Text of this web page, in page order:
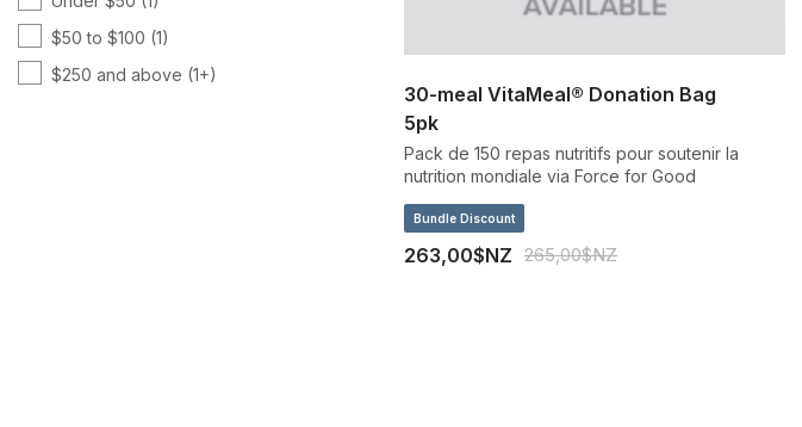
$50 to $100 (1)
$250 and above (1+)
30-meal VitaMeal® Donation Bag
5pk
Pack de 150 repas nutritifs pour soutenir la
nutrition mondiale via Force for Good
Bundle Discount
263,00$NZ 265,00$NZ